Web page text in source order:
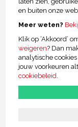
en buiten onze
Meer weten?
Klik op ‘Akkoord’
weigeren? Dan
analytische
jouw voorkeuren
cookiebeleid.
Een monitor
Wij vinden het
Monitor
kiezen
keuze graag